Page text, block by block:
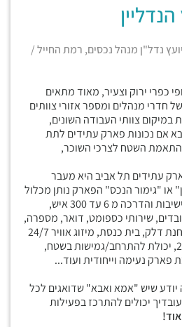
נדל"ן מנהל נכסים, רמת החייל /
כפרי ירוק וצעיר, מאוד מתאים
חדרי מנהלים ומספר אזורי צוותים
במיקום צוותי העבודה השונים,
אם נכונות פארק עתידים לתת
השטח לצרכי השוכר,
עתידים תל אביב היא מעבר
או "גימור הנכס" הפארק נותן מכלול
שירותים מלא, פורום חדרי ישיבות והדרכה מ 6 עד 300 איש,
שירותי כספומט, דואר, מספרה,
מרפאת שיניים, גן ילדים, תחנת דלק, בית כנסת, מיזוג אוויר 24/7
ללא חיוב נוסף, אחזקה 24/7, יכולת להתרחב/גמישות בשטח,
פארק נעימה וייחודית ועוד...
שיש "אמא ואבא" שדואגים לכל
יכולים להתרכז בפעילות